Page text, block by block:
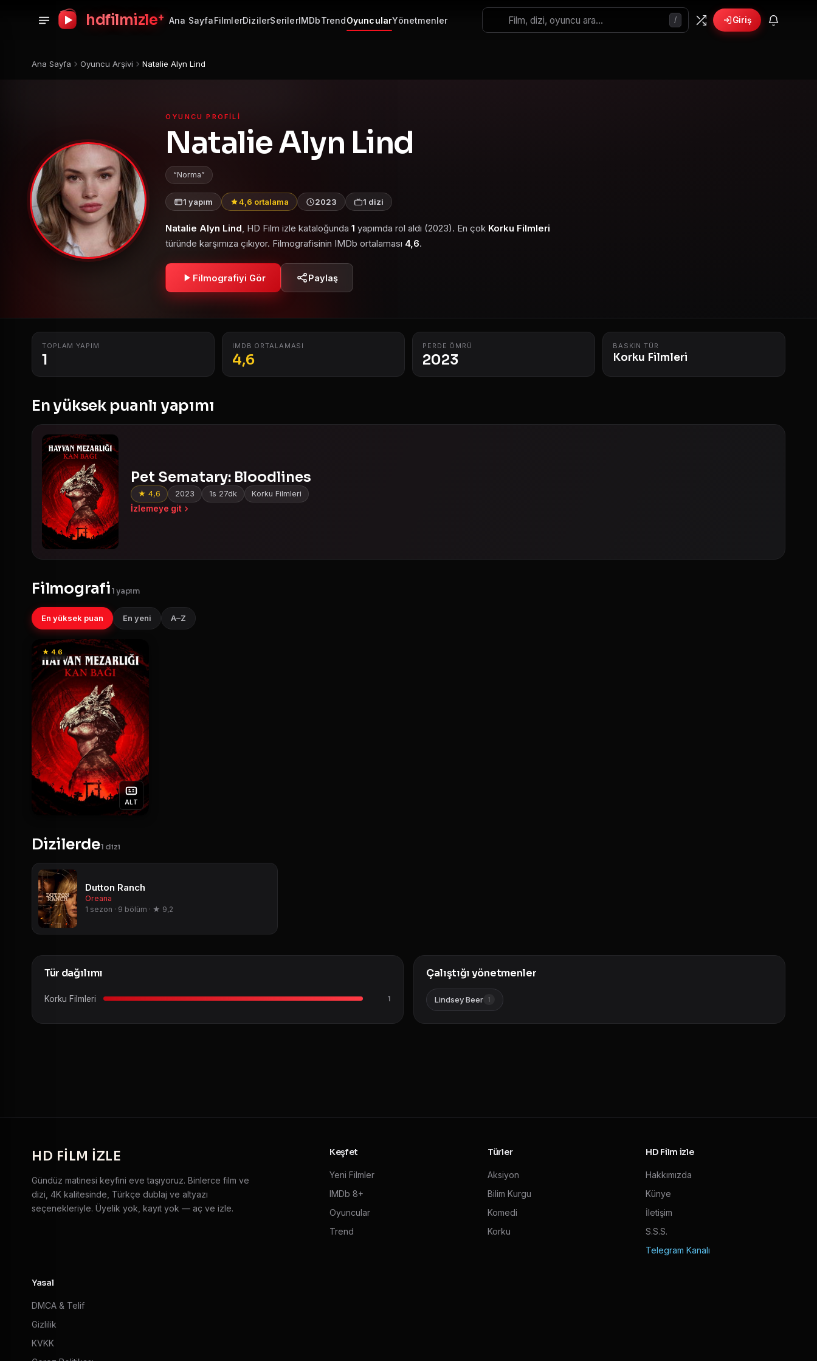
hdfilmizle+ Ana SayfaFilmlerDizilerSerilerIMDbTrendOyuncularYönetmenler / Giriş
Ana Sayfa Oyuncu Arşivi Natalie Alyn Lind
OYUNCU PROFILI
Natalie Alyn Lind
Norma
1 yapım 4,6 ortalama 2023 1 dizi
Natalie Alyn Lind, HD Film izle kataloğunda 1 yapımda rol aldı (2023). En çok Korku Filmleri
türünde karşımıza çıkıyor. Filmografisinin IMDb ortalaması 4,6.
Filmografiyi Gör Paylaş
TOPLAM YAPIM
1
IMDB ORTALAMASI
4,6
PERDE ÖMRÜ
2023
BASKIN TÜR
Korku Filmleri
En yüksek puanlı yapımı
Pet Sematary: Bloodlines
★ 4,6 2023 1s 27dk Korku Filmleri
İzlemeye git
Filmografi1 yapım
En yüksek puan En yeni A–Z
★ 4.6
ALT
Dizilerde1 dizi
Dutton Ranch
Oreana
1 sezon · 9 bölüm · ★ 9,2
Tür dağılımı
Korku Filmleri 1
Çalıştığı yönetmenler
Lindsey Beer 1
HD FILM IZLE
Gündüz matinesi keyfini eve taşıyoruz. Binlerce film ve
dizi, 4K kalitesinde, Türkçe dublaj ve altyazı
seçenekleriyle. Üyelik yok, kayıt yok — aç ve izle.
Keşfet
Yeni Filmler
IMDb 8+
Oyuncular
Trend
Türler
Aksiyon
Bilim Kurgu
Komedi
Korku
HD Film izle
Hakkımızda
Künye
İletişim
S.S.S.
Telegram Kanalı
Yasal
DMCA & Telif
Gizlilik
KVKK